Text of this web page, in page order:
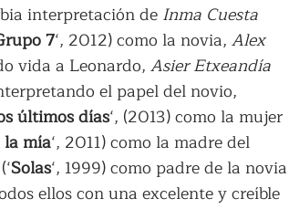
interpretación de Inma Cuesta
7‘, 2012) como la novia, Alex
vida a Leonardo,Asier Etxeandía
el papel del novio,
últimos días‘, (2013) como la mujer
mía‘, 2011) como la madre del
(‘Solas‘, 1999) como padre de la novia
ellos con una excelente y creíble